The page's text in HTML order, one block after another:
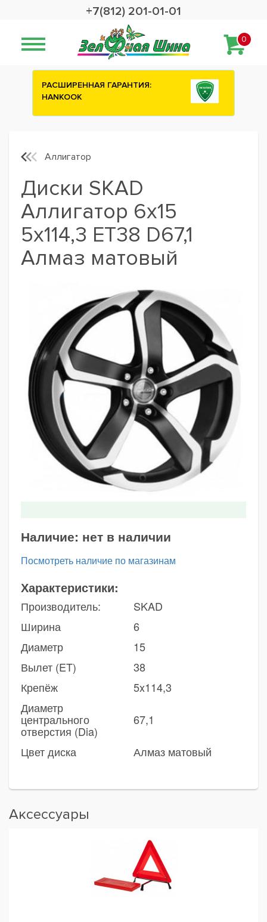
+7(812) 201-01-01
0
Сashback 2500 рублей на зимние
Аллигатор
Диски SKAD
Аллигатор 6x15
5x114,3 ET38 D67,1
Алмаз матовый
Наличие: нет в наличии
Посмотреть наличие по магазинам
Характеристики:
Производитель:
SKAD
Ширина
6
Диаметр
15
Вылет (ET)
38
Крепёж
5x114,3
Диаметр
центрального
отверстия (Dia)
67,1
Цвет диска Алмаз матовый
Аксессуары